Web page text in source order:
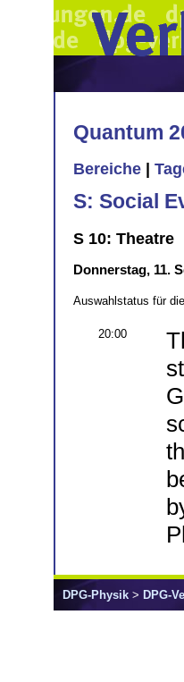
Quantum
Bereiche
S: Social
S 10: Theatre
Donnerstag, 11.
Auswahlstatus für
20:00
DPG-Physik > DPG-